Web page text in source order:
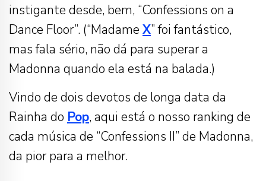
instigante desde, bem, “Confessions on a
Dance Floor”. (“Madame X” foi fantástico,
mas fala sério, não dá para superar a
Madonna quando ela está na balada.)
Vindo de dois devotos de longa data da
Rainha do Pop, aqui está o nosso ranking de
cada música de “Confessions II” de Madonna,
da pior para a melhor.